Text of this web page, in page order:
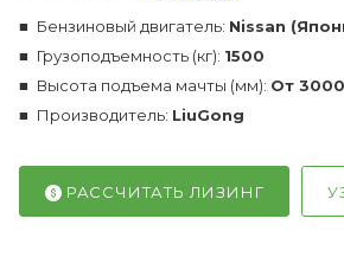
Бензиновый двигатель: Nissan
Грузоподъемность (кг): 1500
Высота подъема мачты (мм): От
Производитель: LiuGong
РАССЧИТАТЬ ЛИЗИНГ